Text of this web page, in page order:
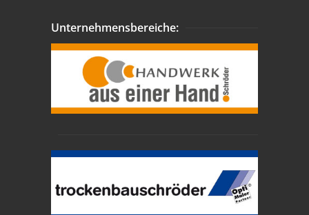
Unternehmensbereiche: